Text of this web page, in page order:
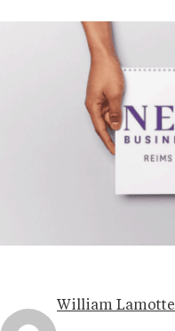
William Lamotte